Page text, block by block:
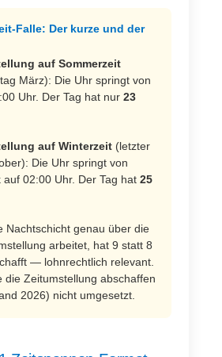
Falle: Der kurze und der
auf Sommerzeit
März): Die Uhr springt von
Uhr. Der Tag hat nur23
auf Winterzeit (letzter
Die Uhr springt von
auf 02:00 Uhr. Der Tag hat25
Nachtschicht genau über die
arbeitet, hat 9 statt 8
— lohnrechtlich relevant.
die Zeitumstellung abschaffen
2026) nicht umgesetzt.